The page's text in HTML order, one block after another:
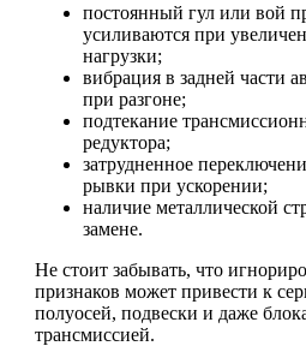
постоянный гул или вой
усиливаются при
нагрузки;
вибрация в задней части
при разгоне;
подтекание
редуктора;
затрудненное
рывки при ускорении;
наличие металлической
замене.
Не стоит забывать, что
признаков может привести к
полуосей, подвески и даже
трансмиссией.